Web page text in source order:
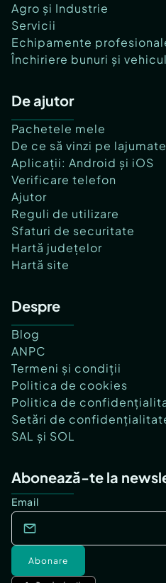
Agro și Industrie
Servicii
Echipamente
Închiriere bunuri și
De ajutor
Pachetele mele
De ce să vinzi pe
Aplicații: Android și iOS
Verificare telefon
Ajutor
Reguli de utilizare
Sfaturi de securitate
Hartă județelor
Hartă site
Despre
Blog
ANPC
Termeni și condiții
Politica de cookies
Politica de
Setări de
SAL și SOL
Abonează-te la
Email
Abonare